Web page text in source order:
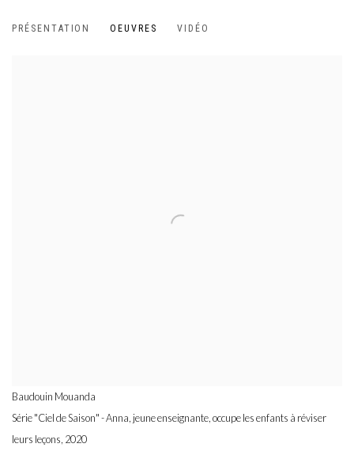
PRÉSENTATION OEUVRES VIDÉO
Baudouin Mouanda
Série "Ciel de Saison" - Anna, jeune enseignante, occupe les enfants à réviser
leurs leçons 2020